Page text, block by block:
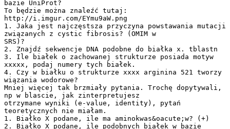
bazie UniProt?
To będzie można znaleźć tutaj:
http://i.imgur.com/EYmu9aW.png
1. Jaka jest najczęstsza przyczyna powstawania mutacji
związanych z cystic fibrosis? (OMIM w
SRS)?
2. Znajdź sekwencje DNA podobne do białka x. tblastn
3. Ile białek o zachowanej strukturze posiada motyw
xxxxx, podaj numery tych białek.
4. Czy w białku o strukturze xxxx arginina 521 tworzy
wiązania wodorowe?
Mniej więcej tak brzmiały pytania. Trochę dopytywali,
np w blascie, jak zinterpretujesz
otrzymane wyniki (e-value, identity), pytań
teoretycznych nie miałam.
1. Białko X podane, ile ma aminokwas&oacute;w? (+)
2. Białko X podane, ile podobnych białek w bazie